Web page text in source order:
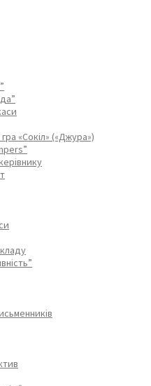
«Сокіл» («Джура»)